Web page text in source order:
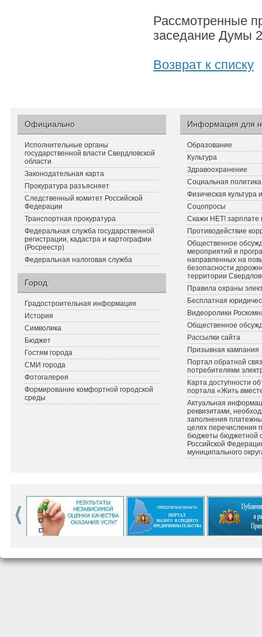
Рассмотренные
заседание Думы
Возврат к списку
Официально
Исполнительные органы
государственной власти Свердловской
области
Законодательная карта
Прокуратура разъясняет
Следственный комитет Российской
Федерации
Транспортная прокуратура
Федеральная служба государственной
регистрации, кадастра и картографии
(Росреестр)
Федеральная налоговая служба
Город
Градостроительная информация
История
Символика
Бюджет
Гостям города
СМИ города
Фотогалерея
Формирование комфортной городской
среды
Информация для
Образование
Культура
Здравоохранение
Социальная политика
Физическая культура
Соцопросы
Скажи НЕТ! зарплате
Противодействие
Общественное
мероприятий и
направленных на
безопасности
территории
Правила охраны
Бесплатная
Видеоролики
Общественное
Рассылки сайта
Призывная кампания
Портал обратной
потребителями
Карта доступности
портала «Жить
Актуальная
реквизитами,
заполнения
целях перечисления
бюджеты бюджетной
Российской
муниципального